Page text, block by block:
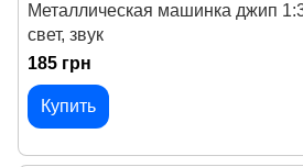
Металлическая машинка джип
свет, звук
185 грн
Купить